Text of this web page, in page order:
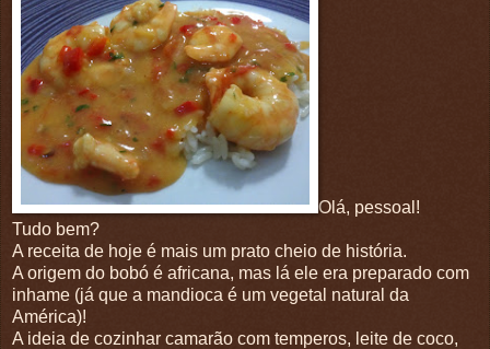
Olá, pessoal!
Tudo bem?
A receita de hoje é mais um prato cheio de história.
A origem do bobó é africana, mas lá ele era preparado com
inhame (já que a mandioca é um vegetal natural da
América)!
A ideia de cozinhar camarão com temperos, leite de coco,